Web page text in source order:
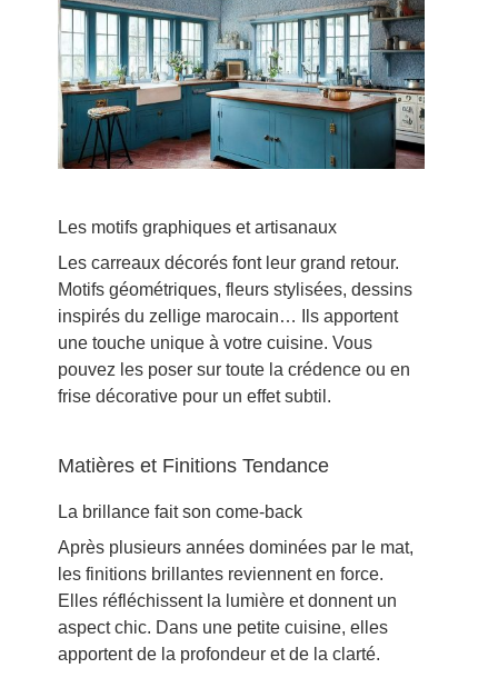
Les motifs graphiques et artisanaux
Les carreaux décorés font leur grand retour.
Motifs géométriques, fleurs stylisées, dessins
inspirés du zellige marocain… Ils apportent
une touche unique à votre cuisine. Vous
pouvez les poser sur toute la crédence ou en
frise décorative pour un effet subtil.
Matières et Finitions Tendance
La brillance fait son come-back
Après plusieurs années dominées par le mat,
les finitions brillantes reviennent en force.
Elles réfléchissent la lumière et donnent un
aspect chic. Dans une petite cuisine, elles
apportent de la profondeur et de la clarté.